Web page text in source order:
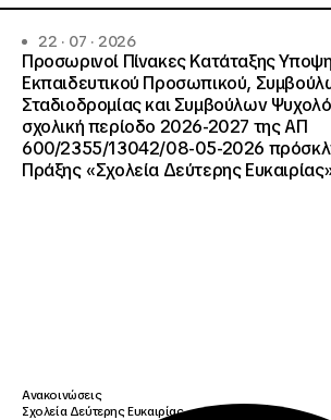
22 · 07 · 2026
Προσωρινοί Πίνακες Κατάταξης
Εκπαιδευτικού Προσωπικού,
Σταδιοδρομίας και Συμβούλων
σχολική περίοδο 2026-2027 της ΑΠ
600/2355/13042/08-05-2026
Πράξης «Σχολεία Δεύτερης
Ανακοινώσεις
Σχολεία Δεύτερης Ευκαιρίας